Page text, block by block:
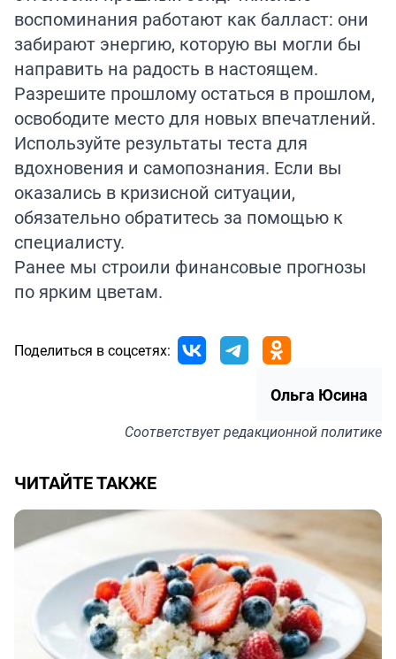
воспоминания работают как балласт: они
забирают энергию, которую вы могли бы
направить на радость в настоящем.
Разрешите прошлому остаться в прошлом,
освободите место для новых впечатлений.
Используйте результаты теста для
вдохновения и самопознания. Если вы
оказались в кризисной ситуации,
обязательно обратитесь за помощью к
специалисту.
Ранее мы строили финансовые прогнозы
по ярким цветам.
Поделиться в соцсетях:
Ольга Юсина
Соответствуетредакционной политике
ЧИТАЙТЕ ТАКЖЕ